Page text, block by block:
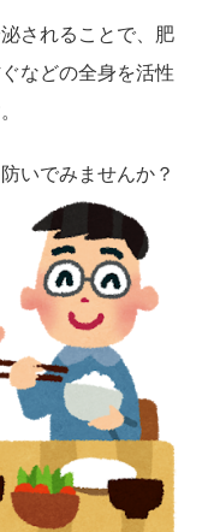
されることで、肥
などの全身を活性
いでみませんか？